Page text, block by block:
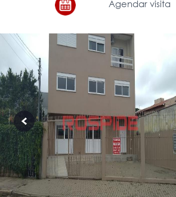
Agendar visita